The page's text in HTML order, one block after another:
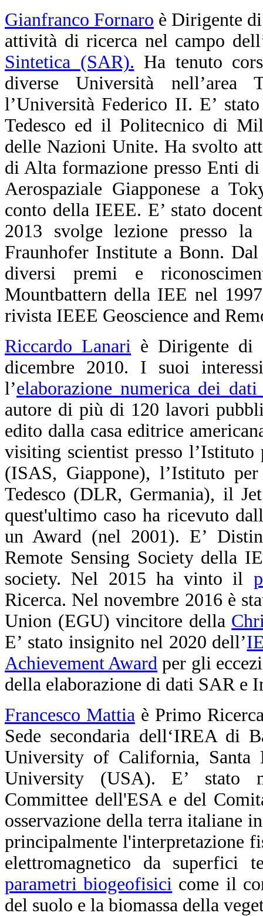
Gianfranco Fornaro è Dirigente
attività di ricerca nel campo
Sintetica (SAR). Ha tenuto
diverse Università nell’area
l’Università Federico II. E’
Tedesco ed il Politecnico di
delle Nazioni Unite. Ha svolto
di Alta formazione presso Enti
Aerospaziale Giapponese a
conto della IEEE. E’ stato
2013 svolge lezione presso
Fraunhofer Institute a Bonn.
diversi premi e
Mountbattern della IEE nel
rivista IEEE Geoscience and
Riccardo Lanari è Dirigente di
dicembre 2010. I suoi
l’elaborazione numerica dei
autore di più di 120 lavori
edito dalla casa editrice
visiting scientist presso l’Istituto
(ISAS, Giappone), l’Istituto
Tedesco (DLR, Germania), il
quest'ultimo caso ha ricevuto
un Award (nel 2001). E’
Remote Sensing Society della
society. Nel 2015 ha vinto il
Ricerca. Nel novembre 2016 è
Union (EGU) vincitore della
E’ stato insignito nel 2020 dell’
Achievement Award per gli
della elaborazione di dati SAR e
Francesco Mattia è Primo
Sede secondaria dell‘IREA di
University of California, Santa
University (USA). E’ stato
Committee dell'ESA e del
osservazione della terra italiane
principalmente l'interpretazione
elettromagnetico da superfici
parametri biogeofisici come il
del suolo e la biomassa della